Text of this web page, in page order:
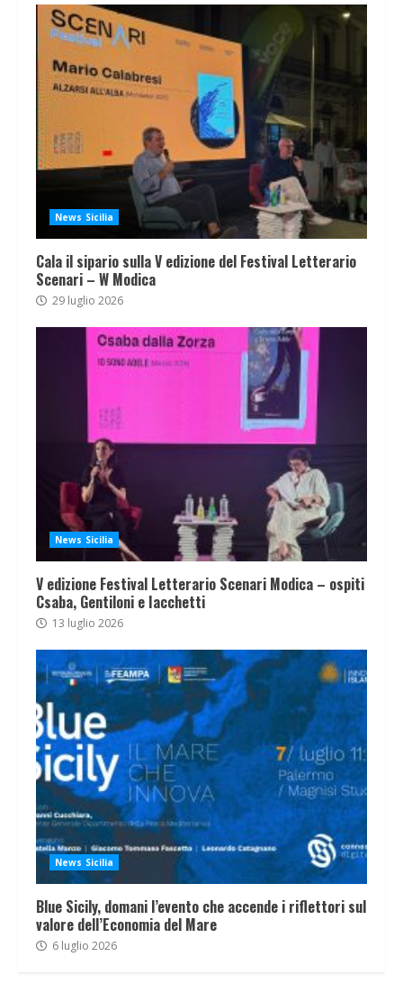
News Sicilia
Cala il sipario sulla V edizione del Festival Letterario
Scenari – W Modica
29 luglio 2026
News Sicilia
V edizione Festival Letterario Scenari Modica – ospiti
Csaba, Gentiloni e Iacchetti
13 luglio 2026
News Sicilia
Blue Sicily, domani l’evento che accende i riflettori sul
valore dell’Economia del Mare
6 luglio 2026